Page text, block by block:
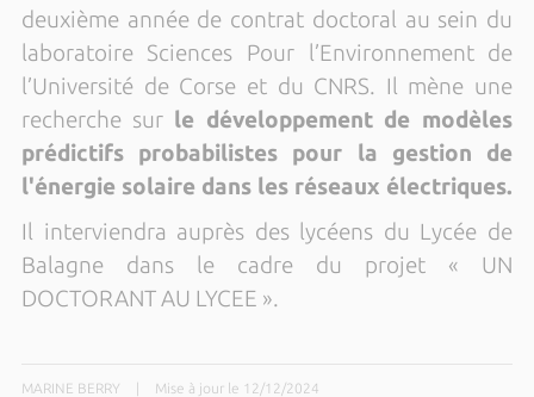
deuxième année de contrat doctoral au sein du
laboratoire Sciences Pour l’Environnement de
l’Université de Corse et du CNRS. Il mène une
recherche surle développement de modèles
prédictifs probabilistes pour la gestion de
l'énergie solaire dans les réseaux électriques.
Il interviendra auprès des lycéens du Lycée de
Balagne dans le cadre du projet « UN
DOCTORANT AU LYCEE ».
MARINE BERRY Mise à jour le 12/12/2024